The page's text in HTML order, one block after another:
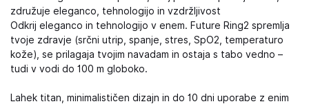
združuje eleganco, tehnologijo in vzdržljivost
Odkrij eleganco in tehnologijo v enem. Future Ring2 spremlja
tvoje zdravje (srčni utrip, spanje, stres, SpO2, temperaturo
kože), se prilagaja tvojim navadam in ostaja s tabo vedno –
tudi v vodi do 100 m globoko.
Lahek titan, minimalističen dizajn in do 10 dni uporabe z enim